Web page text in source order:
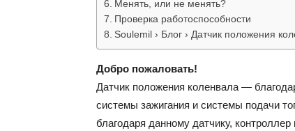
Менять, или не менять?
Проверка работоспособности
Soulemil › Блог › Датчик положения
Добро пожаловать!
Датчик положения коленвала —
системы зажигания и системы подачи
благодаря данному датчику,